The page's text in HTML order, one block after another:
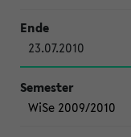
23.07.2010
WiSe 2009/2010